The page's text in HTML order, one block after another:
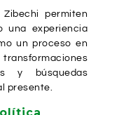
permiten
una experiencia
un proceso en
y búsquedas
presente.